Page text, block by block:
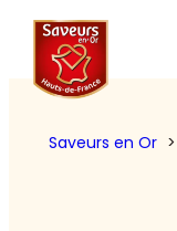
Saveurs en Or